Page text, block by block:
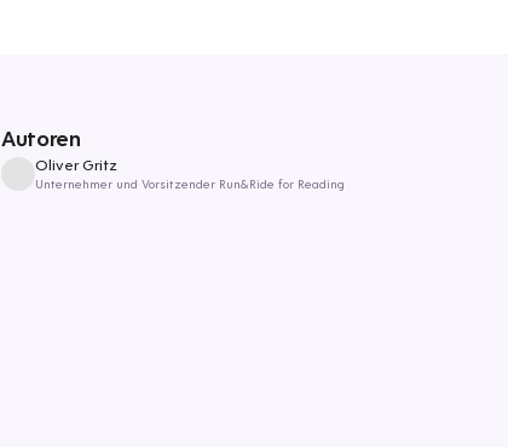
Autoren
Oliver Gritz
Unternehmer und Vorsitzender Run&Ride for Reading